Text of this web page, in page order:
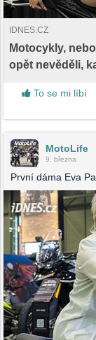
IDNES.CZ
Motocykly,
opět nevěděli,
To se mi líbí
MotoLife
9. března
První dáma Eva